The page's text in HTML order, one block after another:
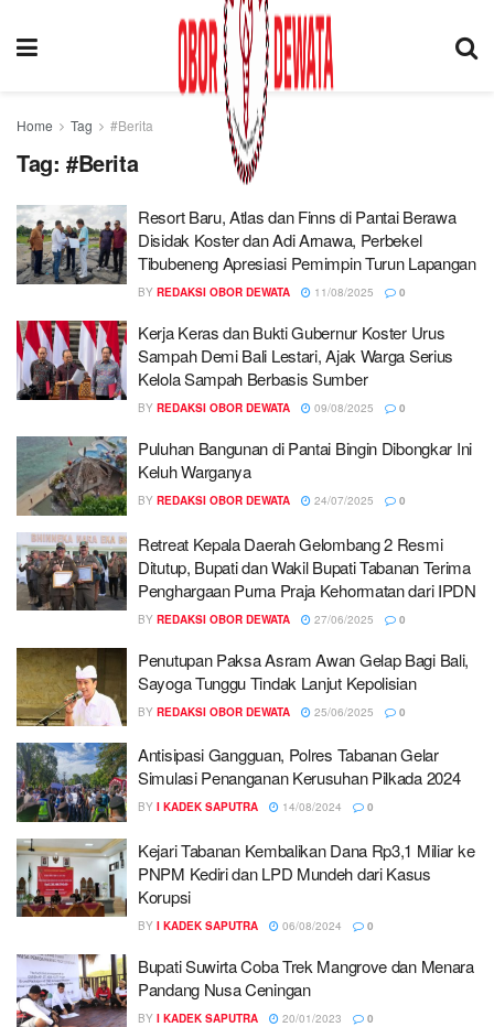
Home Tag #Berita
Tag: #Berita
Resort Baru, Atlas dan Finns di Pantai Berawa
Disidak Koster dan Adi Arnawa, Perbekel
Tibubeneng Apresiasi Pemimpin Turun Lapangan
BY REDAKSI OBOR DEWATA 11/08/2025 0
Kerja Keras dan Bukti Gubernur Koster Urus
Sampah Demi Bali Lestari, Ajak Warga Serius
Kelola Sampah Berbasis Sumber
BY REDAKSI OBOR DEWATA 09/08/2025 0
Puluhan Bangunan di Pantai Bingin Dibongkar Ini
Keluh Warganya
BY REDAKSI OBOR DEWATA 24/07/2025 0
Retreat Kepala Daerah Gelombang 2 Resmi
Ditutup, Bupati dan Wakil Bupati Tabanan Terima
Penghargaan Purna Praja Kehormatan dari IPDN
BY REDAKSI OBOR DEWATA 27/06/2025 0
Penutupan Paksa Asram Awan Gelap Bagi Bali,
Sayoga Tunggu Tindak Lanjut Kepolisian
BY REDAKSI OBOR DEWATA 25/06/2025 0
Antisipasi Gangguan, Polres Tabanan Gelar
Simulasi Penanganan Kerusuhan Pilkada 2024
BY I KADEK SAPUTRA 14/08/2024 0
Kejari Tabanan Kembalikan Dana Rp3,1 Miliar ke
PNPM Kediri dan LPD Mundeh dari Kasus
Korupsi
BY I KADEK SAPUTRA 06/08/2024 0
Bupati Suwirta Coba Trek Mangrove dan Menara
Pandang Nusa Ceningan
BY I KADEK SAPUTRA 20/01/2023 0